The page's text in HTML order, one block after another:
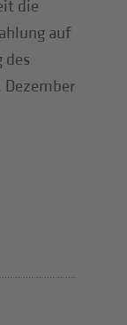
die
auf
des
Dezember